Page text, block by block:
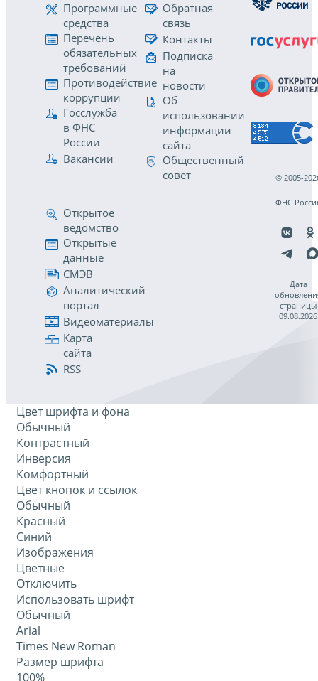
Программные
средства
Перечень
обязательных
требований
Противодействие
коррупции
Госслужба
в ФНС
России
Вакансии
Обратная
связь
Контакты
Подписка
на
новости
Об
использовании
информации
сайта
Общественный
совет
Открытое
ведомство
Открытые
данные
СМЭВ
Аналитический
портал
Видеоматериалы
Карта
сайта
RSS
© 2005-
ФНС
Дата
страницы
09.08.2026
Цвет шрифта и фона
Обычный
Контрастный
Инверсия
Комфортный
Цвет кнопок и ссылок
Обычный
Красный
Синий
Изображения
Цветные
Отключить
Использовать шрифт
Обычный
Arial
Times New Roman
Размер шрифта
100%